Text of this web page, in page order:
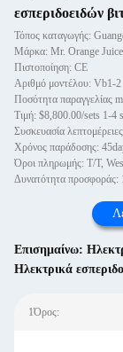
εσπεριδοειδών
Τόπος καταγωγής:
Μάρκα: Mr. Orange Juice
Πιστοποίηση: CE
Αριθμό μοντέλου: Vb1-2
Ποσότητα παραγγελίας
Τιμή: $8,800.00/sets 1-4
Συσκευασία
Χρόνος παράδοσης:
Όροι πληρωμής: T/T,
Δυνατότητα
Επισημαίνω:
Ηλεκτρικά
1Όρος: